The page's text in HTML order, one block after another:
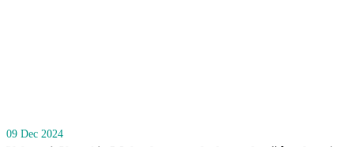
09 Dec 2024